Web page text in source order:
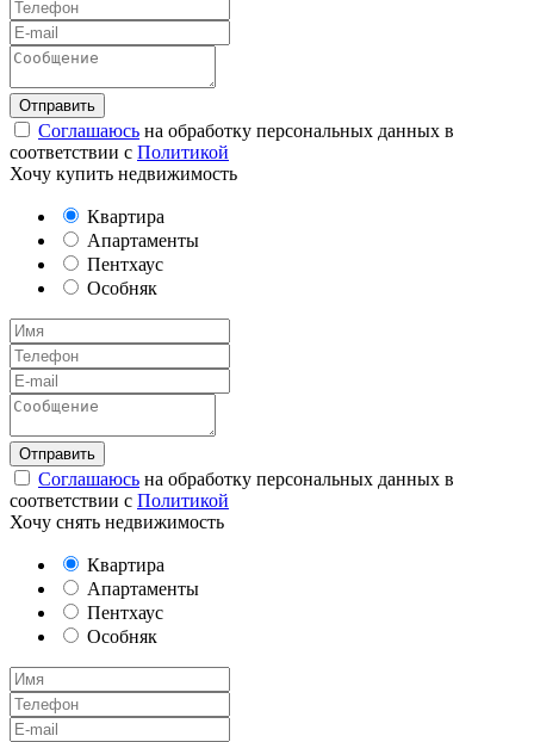
Соглашаюсь на обработку персональных данных в
соответствии с Политикой
Хочу купить недвижимость
Квартира
Апартаменты
Пентхаус
Особняк
Соглашаюсь на обработку персональных данных в
соответствии с Политикой
Хочу снять недвижимость
Квартира
Апартаменты
Пентхаус
Особняк